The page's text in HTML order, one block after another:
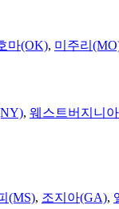
마(OK), 미주리
, 웨스트버지니
(MS), 조지아(GA),